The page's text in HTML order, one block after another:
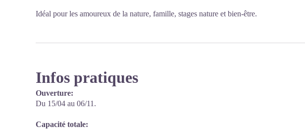
Idéal pour les amoureux de la nature, famille, stages nature et bien-être.
Infos pratiques
Ouverture:
Du 15/04 au 06/11.
Capacité totale: